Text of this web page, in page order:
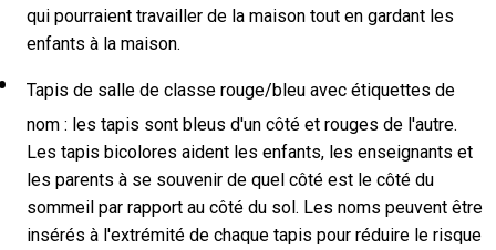
qui pourraient travailler de la maison tout en gardant les
enfants à la maison.
Tapis de salle de classe rouge/bleu avec étiquettes de
nom : les tapis sont bleus d'un côté et rouges de l'autre.
Les tapis bicolores aident les enfants, les enseignants et
les parents à se souvenir de quel côté est le côté du
sommeil par rapport au côté du sol. Les noms peuvent être
insérés à l'extrémité de chaque tapis pour réduire le risque